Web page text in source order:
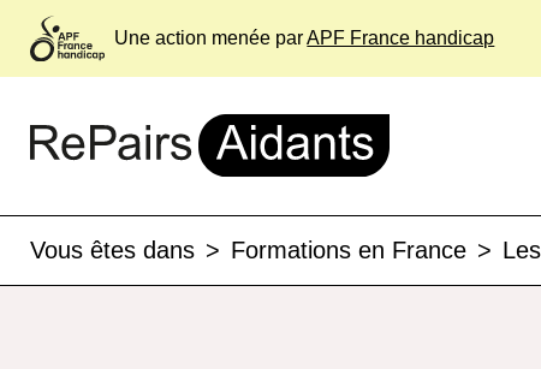
Une action menée parAPF France handicap
Vous êtes dans > Formations en France >